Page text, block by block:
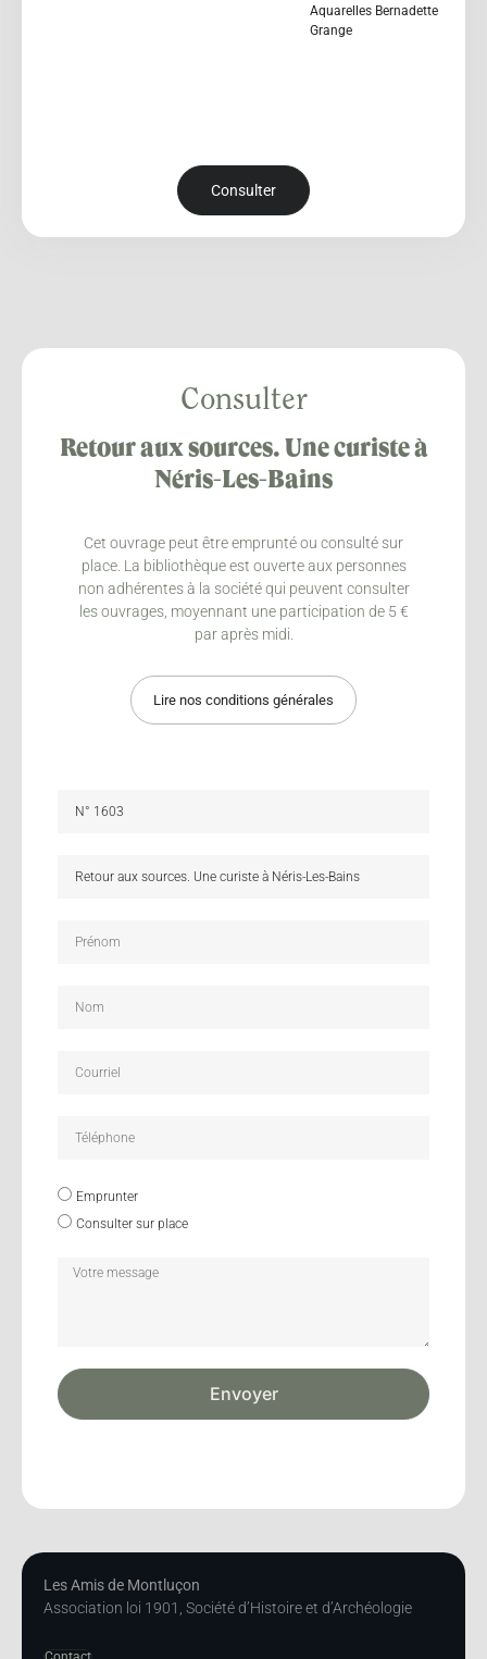
Aquarelles Bernadette
Grange
Consulter
Consulter
Retour aux sources. Une curiste à
Néris-Les-Bains
Cet ouvrage peut être emprunté ou consulté sur
place. La bibliothèque est ouverte aux personnes
non adhérentes à la société qui peuvent consulter
les ouvrages, moyennant une participation de 5 €
par après midi.
Lire nos conditions générales
Emprunter
Consulter sur place
Envoyer
Les Amis de Montluçon
Association loi 1901, Société d’Histoire et d’Archéologie